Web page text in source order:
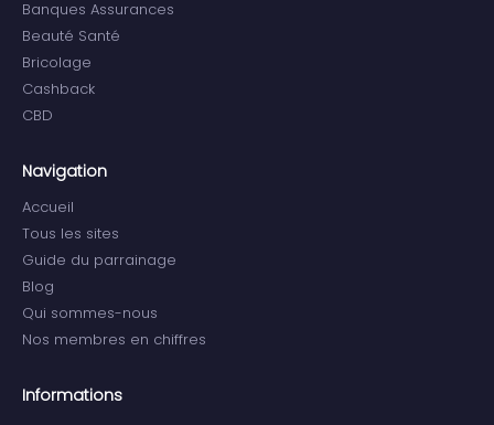
Banques Assurances
Beauté Santé
Bricolage
Cashback
CBD
Navigation
Accueil
Tous les sites
Guide du parrainage
Blog
Qui sommes-nous
Nos membres en chiffres
Informations